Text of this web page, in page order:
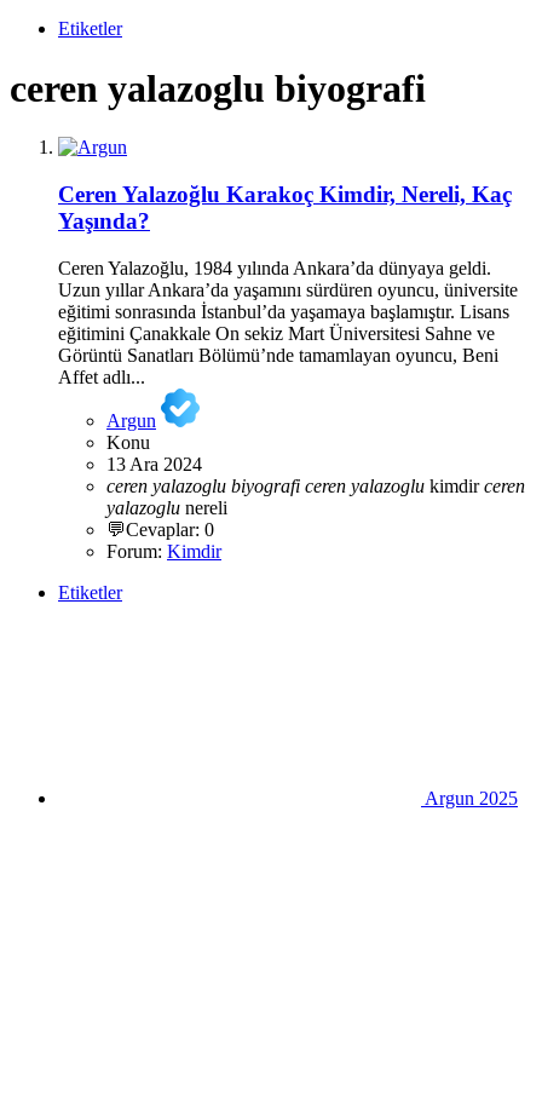
Etiketler
ceren yalazoglu biyografi
Ceren Yalazoğlu Karakoç Kimdir, Nereli, Kaç
Yaşında?
Ceren Yalazoğlu, 1984 yılında Ankara’da dünyaya geldi.
Uzun yıllar Ankara’da yaşamını sürdüren oyuncu, üniversite
eğitimi sonrasında İstanbul’da yaşamaya başlamıştır. Lisans
eğitimini Çanakkale On sekiz Mart Üniversitesi Sahne ve
Görüntü Sanatları Bölümü’nde tamamlayan oyuncu, Beni
Affet adlı...
Argun
Konu
13 Ara 2024
ceren yalazoglu biyografi ceren yalazoglu kimdirceren
yalazoglu nereli
💬Cevaplar: 0
Forum: Kimdir
Etiketler
Argun 2025